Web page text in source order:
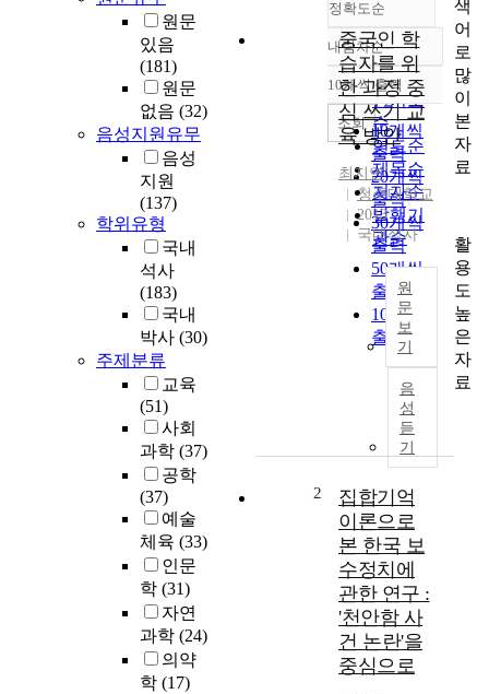
원문
있음
(181)
원문
없음 (32)
음성지원유무
음성
지원
(137)
학위유형
국내
석사
(183)
국내
박사 (30)
주제분류
교육
(51)
사회
과학 (37)
공학
(37)
예술
체육 (33)
인문
학 (31)
자연
과학 (24)
의약
학 (17)
정확도순
정확도
순
인기도
순
연도순
제목순
저자순
발행기
관순
내림차순
내림차순
10개씩 출력
10개씩
출력
20개씩
출력
30개씩
출력
50개씩
출력
100개씩
출력
조회
중국인 학
습자를 위
한 과정 중
심 쓰기 교
육 방안
최지연
청주대학교
2013
국내석사
원
문
보
기
음
성
듣
기
2
집합기억
이론으로
본 한국 보
수정치에
관한 연구 :
'천안함 사
건 논란'을
중심으로
색
어
로
많
이
본
자
료
활
용
도
높
은
자
료